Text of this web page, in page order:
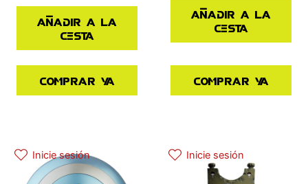
Añadir a la
cesta
Comprar ya
Añadir a la
cesta
Comprar ya
Inicie sesión Inicie sesión